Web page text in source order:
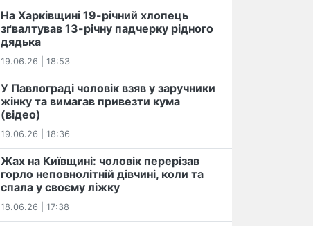
На Харківщині 19-річний хлопець​
️зґвалтував 13-річну падчерку рідного
дядька
19.06.26 | 18:53
У Павлограді чоловік взяв у заручники
жінку та вимагав привезти кума
(відео)
19.06.26 | 18:36
Жах на Київщині: чоловік перерізав
горло неповнолітній дівчині, коли та
спала у своєму ліжку
18.06.26 | 17:38